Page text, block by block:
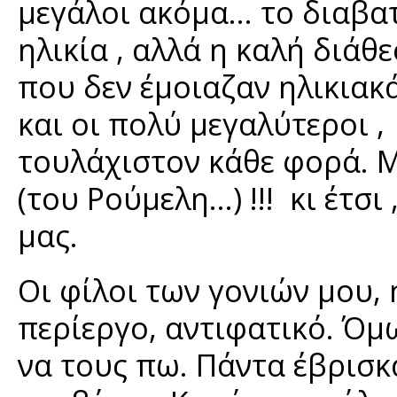
μεγάλοι ακόμα… το
ηλικία , αλλά η καλή
που δεν έμοιαζαν
και οι πολύ μεγαλύτεροι
τουλάχιστον κάθε φορά.
(του Ρούμελη…) !!! κι
μας.
Οι φίλοι των γονιών μου,
περίεργο, αντιφατικό.
να τους πω. Πάντα